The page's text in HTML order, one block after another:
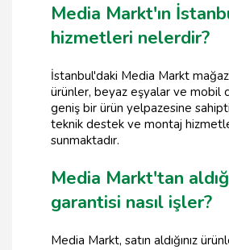
Media Markt'ın
hizmetleri nelerdir?
İstanbul'daki Media Markt
ürünler, beyaz eşyalar ve mobil
geniş bir ürün yelpazesine
teknik destek ve montaj
sunmaktadır.
Media Markt'tan
garantisi nasıl işler?
Media Markt, satın aldığınız